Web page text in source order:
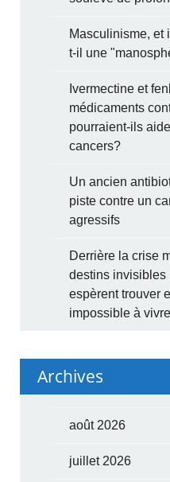
Masculinisme, et
t-il une
Ivermectine et
médicaments
pourraient-ils
cancers?
Un ancien
piste contre un
agressifs
Derrière la crise
destins invisibles
espèrent trouver
impossible à
Archives
août 2026
juillet 2026